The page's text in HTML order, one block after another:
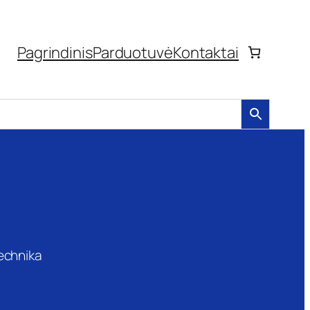
PagrindinisParduotuvėKontaktai